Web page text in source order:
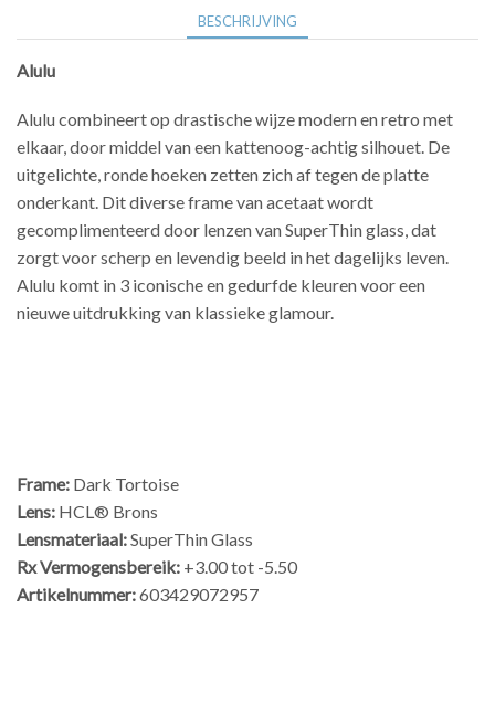
BESCHRIJVING
Alulu
Alulu combineert op drastische wijze modern en retro met
elkaar, door middel van een kattenoog-achtig silhouet. De
uitgelichte, ronde hoeken zetten zich af tegen de platte
onderkant. Dit diverse frame van acetaat wordt
gecomplimenteerd door lenzen van SuperThin glass, dat
zorgt voor scherp en levendig beeld in het dagelijks leven.
Alulu komt in 3 iconische en gedurfde kleuren voor een
nieuwe uitdrukking van klassieke glamour.
Frame: Dark Tortoise
Lens: HCL® Brons
Lensmateriaal:SuperThin Glass
Rx Vermogensbereik: +3.00 tot -5.50
Artikelnummer:603429072957